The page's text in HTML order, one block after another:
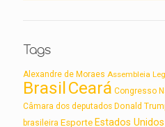
Tags
Alexandre de Moraes Assembleia
BrasilCeará Congresso
Câmara dos deputados Donald
brasileira Esporte Estados Unidos